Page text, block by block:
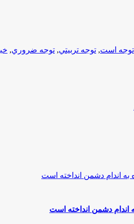
توجه است, توجه تربيتي, توجه ضروري,
دشمن انداخته است